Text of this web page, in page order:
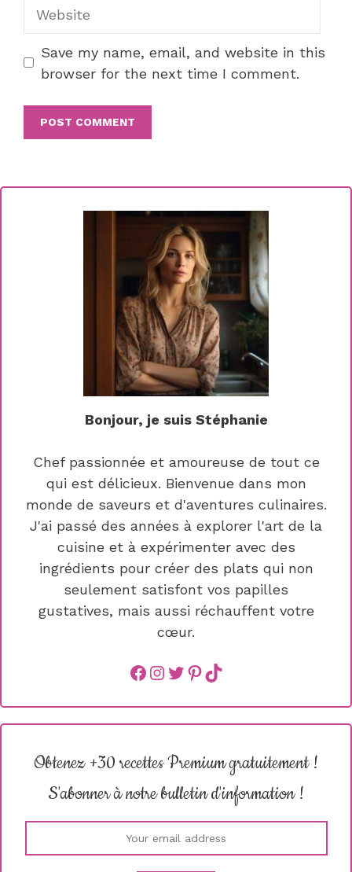
Save my name, email, and website in this
browser for the next time I comment.
Bonjour, je suis Stéphanie
Chef passionnée et amoureuse de tout ce
qui est délicieux. Bienvenue dans mon
monde de saveurs et d'aventures culinaires.
J'ai passé des années à explorer l'art de la
cuisine et à expérimenter avec des
ingrédients pour créer des plats qui non
seulement satisfont vos papilles
gustatives, mais aussi réchauffent votre
cœur.
Facebook
instagram
Twitter
Pinterest
TikTok
Obtenez +30 recettes Premium gratuitement !
S'abonner à notre bulletin d'information !